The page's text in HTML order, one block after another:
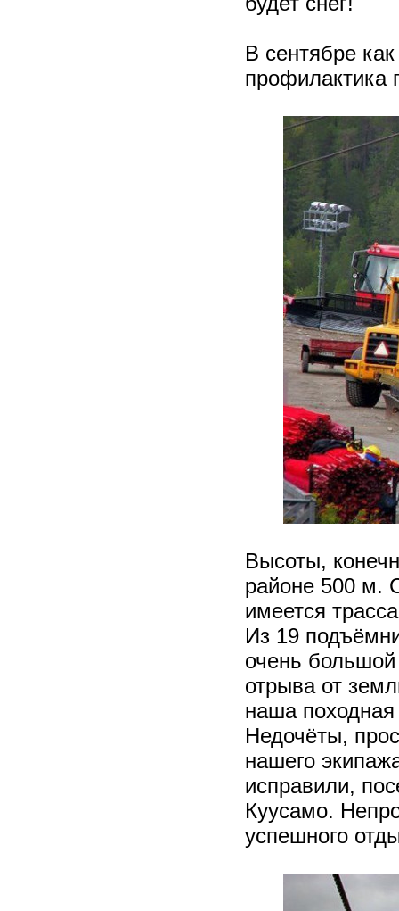
В сентябре
профилактика
Высоты,
районе 500 м.
имеется
Из 19
очень большой
отрыва от
наша
Недочёты,
нашего
исправили,
Куусамо.
успешного